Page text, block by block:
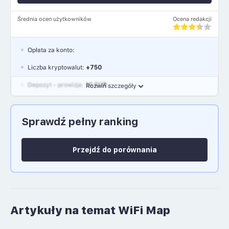
Średnia ocen użytkowników Ocena redakcji
Rozwiń szczegóły
Opłata za konto:
Liczba kryptowalut: +750
Depozyt - prowizja: 10 EUR
Język polski: NIE
Sprawdź pełny ranking
Przejdź do porównania
Artykuły na temat WiFi Map